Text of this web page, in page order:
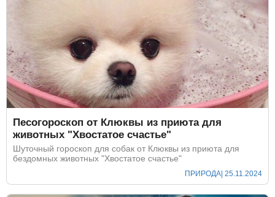
Песогороскоп от Клюквы из приюта для
животных "Хвостатое счастье"
Шуточный гороскоп для собак от Клюквы из приюта для
бездомных животных "Хвостатое счастье"
ПРИРОДА | 25.11.2024